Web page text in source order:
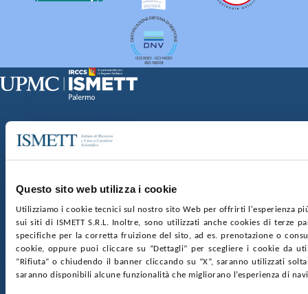
Questo sito web utilizza i cookie
Utilizziamo i cookie tecnici sul nostro sito Web per offrirti l'esperienza
sui siti di ISMETT S.R.L. Inoltre, sono utilizzati anche cookies di terze
specifiche per la corretta fruizione del sito, ad es. prenotazione o
cookie, oppure puoi cliccare su “Dettagli” per scegliere i cookie da
“Rifiuta” o chiudendo il banner cliccando su “X”, saranno utilizzati
saranno disponibili alcune funzionalità che migliorano l’esperienza di
Via Discesa dei Giudici 4 90133 Palermo
nr. REA PA-201818 P.I. 04544550827
SOCIETÀ TRASPARENTE WHISTLEBLOWING
GARE E CONTRATTIPRIVACYCOOKIE POLICY
SOSTIENICIMAPPA DEL SITOACCESSIBILITÀ
CONTATTI